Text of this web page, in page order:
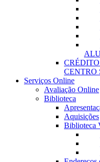
CENTRO
Serviços Online
Avaliação Online
Biblioteca
Aquisições
Biblioteca